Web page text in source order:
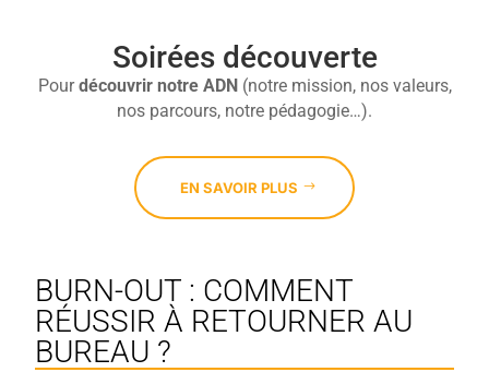
Soirées découverte
Pourdécouvrir notre ADN(notre mission, nos valeurs,
nos parcours, notre pédagogie…).
EN SAVOIR PLUS
BURN-OUT : COMMENT
RÉUSSIR À RETOURNER AU
BUREAU ?